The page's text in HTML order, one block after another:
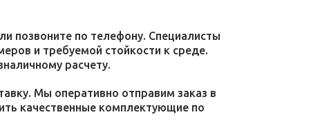
позвоните по телефону. Специалисты
и требуемой стойкости к среде.
расчету.
Мы оперативно отправим заказ в
качественные комплектующие по